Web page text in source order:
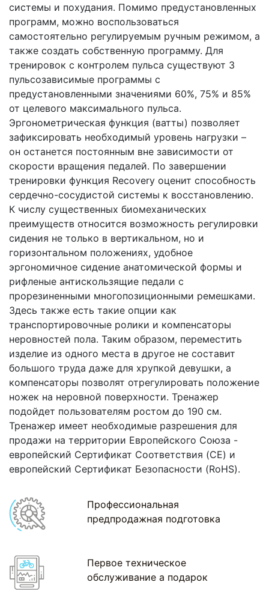
системы и похудания. Помимо предустановленных
программ, можно воспользоваться
самостоятельно регулируемым ручным режимом, а
также создать собственную программу. Для
тренировок с контролем пульса существуют 3
пульсозависимые программы с
предустановленными значениями 60%, 75% и 85%
от целевого максимального пульса.
Эргонометрическая функция (ватты) позволяет
зафиксировать необходимый уровень нагрузки –
он останется постоянным вне зависимости от
скорости вращения педалей. По завершении
тренировки функция Recovery оценит способность
сердечно-сосудистой системы к восстановлению.
К числу существенных биомеханических
преимуществ относится возможность регулировки
сидения не только в вертикальном, но и
горизонтальном положениях, удобное
эргономичное сидение анатомической формы и
рифленые антискользящие педали с
прорезиненными многопозиционными ремешками.
Здесь также есть такие опции как
транспортировочные ролики и компенсаторы
неровностей пола. Таким образом, переместить
изделие из одного места в другое не составит
большого труда даже для хрупкой девушки, а
компенсаторы позволят отрегулировать положение
ножек на неровной поверхности. Тренажер
подойдет пользователям ростом до 190 см.
Тренажер имеет необходимые разрешения для
продажи на территории Европейского Союза -
европейский Сертификат Соответствия (CE) и
европейский Сертификат Безопасности (RoHS).
Профессиональная
предпродажная подготовка
Первое техническое
обслуживание а подарок